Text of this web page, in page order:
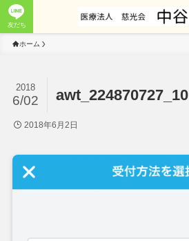
友だち
ホーム
awt_224870727_10
2018
6/02
2018年6月2日